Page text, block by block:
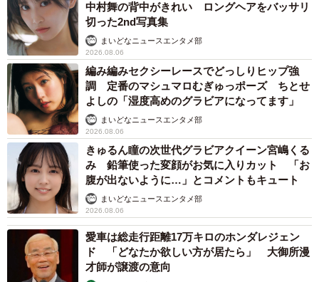
中村舞の背中がきれい ロングヘアをバッサリ
切った2nd写真集
まいどなニュースエンタメ部
2026.08.06
編み編みセクシーレースでどっしりヒップ強
調 定番のマシュマロむぎゅっポーズ ちとせ
よしの「湿度高めのグラビアになってます」
まいどなニュースエンタメ部
2026.08.06
きゅるん瞳の次世代グラビアクイーン宮嶋くる
み 鉛筆使った変顔がお気に入りカット 「お
腹が出ないように…」とコメントもキュート
まいどなニュースエンタメ部
2026.08.06
愛車は総走行距離17万キロのホンダレジェン
ド 「どなたか欲しい方が居たら」 大御所漫
才師が譲渡の意向